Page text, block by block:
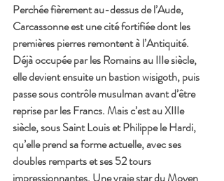
Perchée fièrement au-dessus de l’Aude,
Carcassonne est une cité fortifiée dont les
premières pierres remontent à l’Antiquité.
Déjà occupée par les Romains au IIIe siècle,
elle devient ensuite un bastion wisigoth, puis
passe sous contrôle musulman avant d’être
reprise par les Francs. Mais c’est au XIIIe
siècle, sous Saint Louis et Philippe le Hardi,
qu’elle prend sa forme actuelle, avec ses
doubles remparts et ses 52 tours
impressionnantes. Une vraie star du Moyen